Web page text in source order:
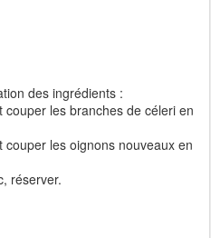
des ingrédients :
les branches de céleri en
les oignons nouveaux en
réserver.